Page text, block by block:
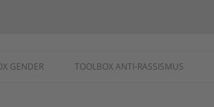
GENDER TOOLBOX ANTI-RASSISMUS